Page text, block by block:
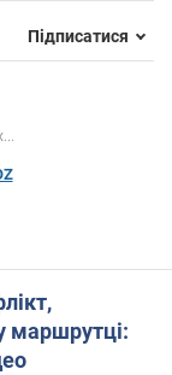
Підписатися
маршрутці: